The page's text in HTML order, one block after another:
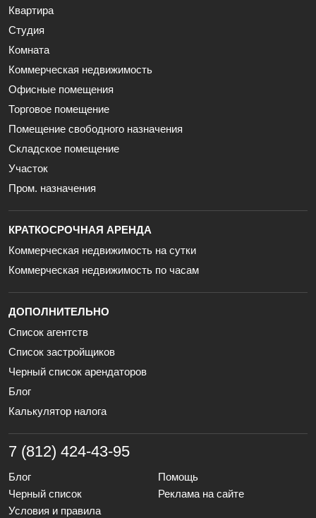
Квартира
Студия
Комната
Коммерческая недвижимость
Офисные помещения
Торговое помещение
Помещение свободного назначения
Складское помещение
Участок
Пром. назначения
КРАТКОСРОЧНАЯ АРЕНДА
Коммерческая недвижимость на сутки
Коммерческая недвижимость по часам
ДОПОЛНИТЕЛЬНО
Список агентств
Список застройщиков
Черный список арендаторов
Блог
Калькулятор налога
7 (812) 424-43-95
Блог
Помощь
Черный список
Реклама на сайте
Условия и правила